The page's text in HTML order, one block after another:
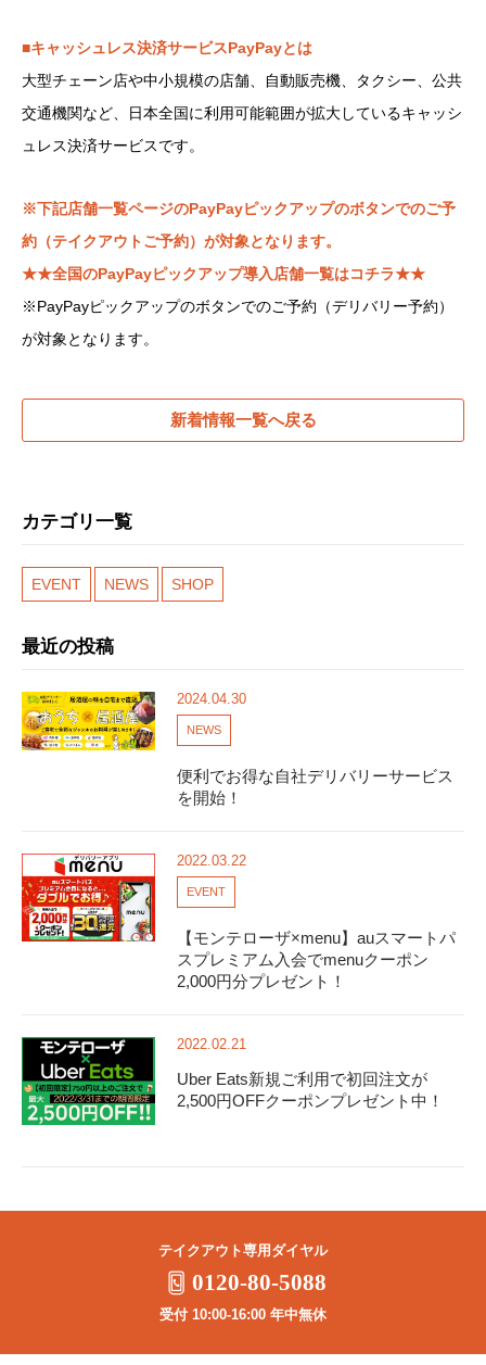
■キャッシュレス決済サービスPayPayとは
大型チェーン店や中小規模の店舗、自動販売機、タクシー、公共
交通機関など、日本全国に利用可能範囲が拡大しているキャッシ
ュレス決済サービスです。
※下記店舗一覧ページのPayPayピックアップのボタンでのご予
約（テイクアウトご予約）が対象となります。
★★全国のPayPayピックアップ導入店舗一覧はコチラ★★
※PayPayピックアップのボタンでのご予約（デリバリー予約）
が対象となります。
新着情報一覧へ戻る
カテゴリ一覧
EVENT NEWS SHOP
最近の投稿
2024.04.30
NEWS
便利でお得な自社デリバリーサービス
を開始！
2022.03.22
EVENT
【モンテローザ×menu】auスマートパ
スプレミアム入会でmenuクーポン
2,000円分プレゼント！
2022.02.21
Uber Eats新規ご利用で初回注文が
2,500円OFFクーポンプレゼント中！
テイクアウト専用ダイヤル
0120-80-5088
受付 10:00-16:00 年中無休